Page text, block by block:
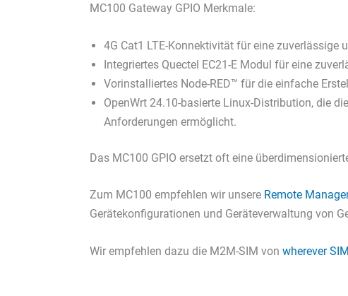
MC100 Gateway GPIO Merkmale:
4G Cat1 LTE-Konnektivität für eine
Integriertes Quectel EC21-E Modul für eine
Vorinstalliertes Node-RED™ für die einfache
OpenWrt 24.10-basierte Linux-Distribution, die
Anforderungen ermöglicht.
Das MC100 GPIO ersetzt oft eine
Zum MC100 empfehlen wir unsere Remote
Gerätekonfigurationen und Geräteverwaltung von
Wir empfehlen dazu die M2M-SIM von wherever SIM